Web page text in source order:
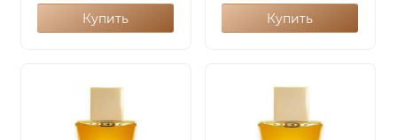
Купить Купить